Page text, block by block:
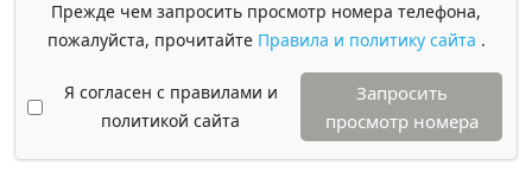
Прежде чем запросить просмотр номера телефона,
пожалуйста, прочитайте Правила и политику сайта .
Я согласен с правилами и
политикой сайта
Запросить
просмотр номера